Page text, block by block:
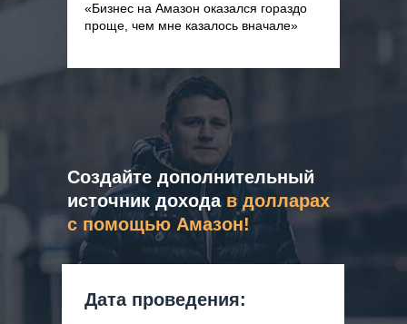
«Бизнес на Амазон оказался гораздо
проще, чем мне казалось вначале»
Создайте дополнительный
источник дохода в долларах
с помощью Амазон!
Дата проведения: